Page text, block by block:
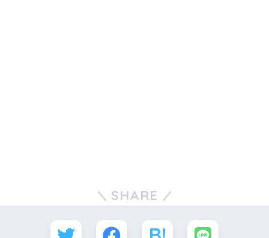
SHARE